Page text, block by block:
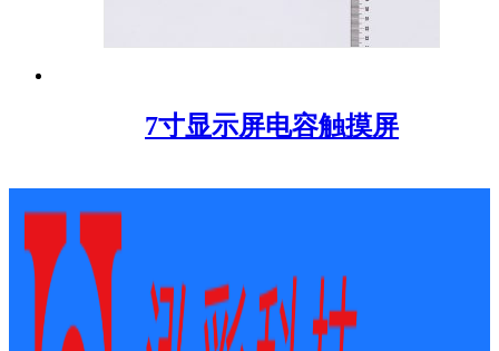
7寸显示屏电容触摸屏